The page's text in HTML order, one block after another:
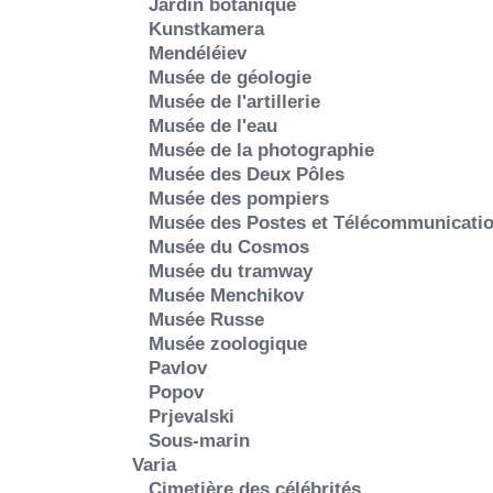
Jardin botanique
Kunstkamera
Mendéléiev
Musée de géologie
Musée de l'artillerie
Musée de l'eau
Musée de la photographie
Musée des Deux Pôles
Musée des pompiers
Musée des Postes et
Musée du Cosmos
Musée du tramway
Musée Menchikov
Musée Russe
Musée zoologique
Pavlov
Popov
Prjevalski
Sous-marin
Varia